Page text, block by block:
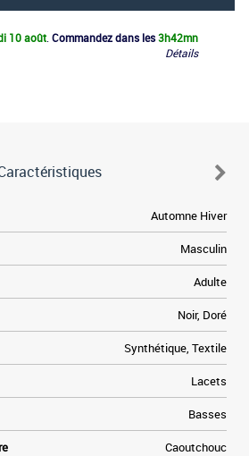
10 août. Commandez dans les 3h42mn
Détails
Automne Hiver
Masculin
Adulte
Noir, Doré
Synthétique, Textile
Lacets
Basses
Caoutchouc